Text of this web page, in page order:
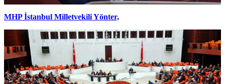
MHP İstanbul Milletvekili Yönter,